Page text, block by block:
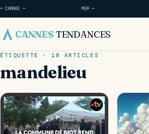
☀ CANNES — · MER— ·
CANNES TENDANCES
ÉTIQUETTE · 18 ARTICLES
mandelieu